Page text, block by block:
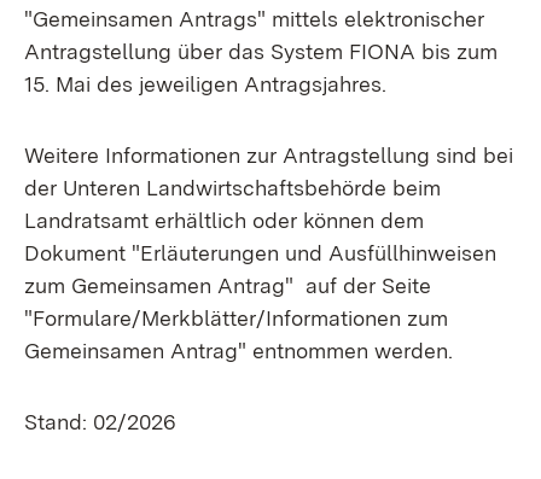
"Gemeinsamen Antrags" mittels elektronischer
Antragstellung über das System FIONA bis zum
15. Mai des jeweiligen Antragsjahres.
Weitere Informationen zur Antragstellung sind bei
der Unteren Landwirtschaftsbehörde beim
Landratsamt erhältlich oder können dem
Dokument "Erläuterungen und Ausfüllhinweisen
zum Gemeinsamen Antrag" auf der Seite
"Formulare/Merkblätter/Informationen zum
Gemeinsamen Antrag" entnommen werden.
Stand: 02/2026